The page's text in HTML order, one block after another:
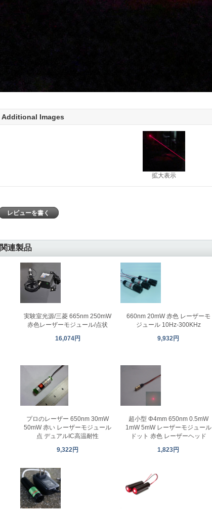
Additional Images
拡大表示
レビューを書く
関連製品
実験室光源/三菱 665nm 250mW
赤色レーザーモジュール/点状
16,074円
660nm 20mW 赤色 レーザーモ
ジュール 10Hz-300KHz
9,932円
プロのレーザー 650nm 30mW
50mW 赤い レーザーモジュール
点 デュアルIC高温耐性
9,322円
超小型 Φ4mm 650nm 0.5mW
1mW 5mW レーザーモジュール
ドット 赤色 レーザーヘッド
1,823円